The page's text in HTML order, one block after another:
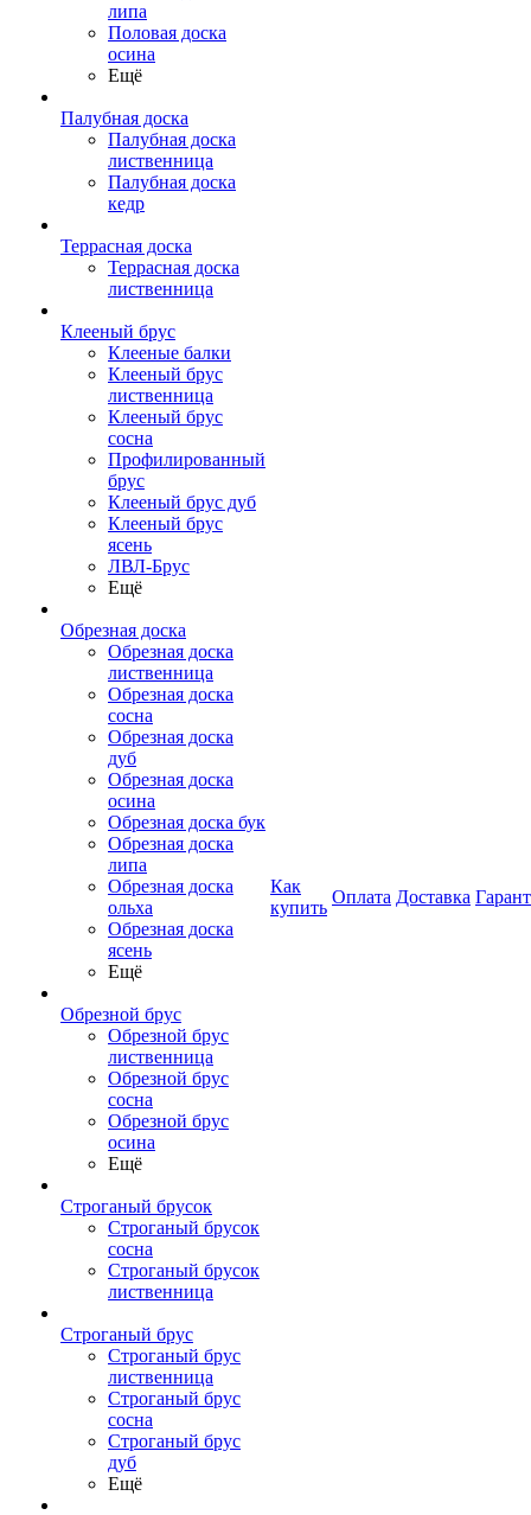
липа
Половая доска
осина
Ещё
Палубная доска
Палубная доска
лиственница
Палубная доска
кедр
Террасная доска
Террасная доска
лиственница
Клееный брус
Клееные балки
Клееный брус
лиственница
Клееный брус
сосна
Профилированный
брус
Клееный брус дуб
Клееный брус
ясень
ЛВЛ-Брус
Ещё
Обрезная доска
Обрезная доска
лиственница
Обрезная доска
сосна
Обрезная доска
дуб
Обрезная доска
осина
Обрезная доска бук
Обрезная доска
липа
Обрезная доска
ольха
Обрезная доска
ясень
Ещё
Обрезной брус
Обрезной брус
лиственница
Обрезной брус
сосна
Обрезной брус
осина
Ещё
Строганый брусок
Строганый брусок
сосна
Строганый брусок
лиственница
Строганый брус
Строганый брус
лиственница
Строганый брус
сосна
Строганый брус
дуб
Ещё
Как
купить
Оплата Доставка